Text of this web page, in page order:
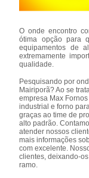
O onde encontro
ótima opção para
equipamentos de
extremamente
qualidade.
Pesquisando por
Mairiporã? Ao se
empresa Max
industrial e forno
graças ao time de
alto padrão.
atender nossos
mais informações
com excelente.
clientes, deixando-
ramo.